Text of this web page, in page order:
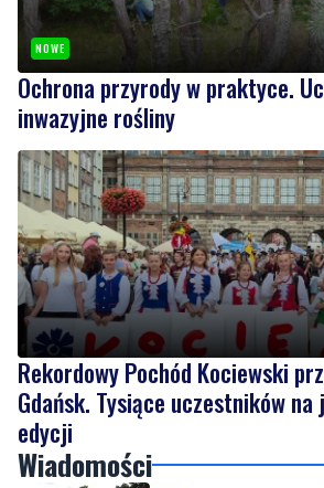
NOWE
Ochrona przyrody w praktyce.
inwazyjne rośliny
Rekordowy Pochód Kociewski
Gdańsk. Tysiące uczestników
edycji
Wiadomości